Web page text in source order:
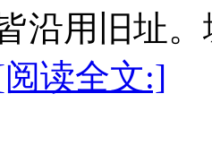
沿用旧址
读全文:]